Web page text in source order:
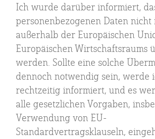
Ich wurde darüber informiert,
personenbezogenen Daten nicht
außerhalb der Europäischen
Europäischen Wirtschaftsraums
werden. Sollte eine solche
dennoch notwendig sein, werde
rechtzeitig informiert, und es
alle gesetzlichen Vorgaben,
Verwendung von EU-
Standardvertragsklauseln,